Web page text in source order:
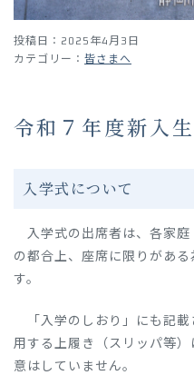
投稿日：2025年4月3日
皆さまへ
令和７年度新入
入学式について
入学式の出席者は、各家庭
の都合上、座席に限りがあ
す。
「入学のしおり」にも記載
用する上履き（スリッパ等
意はしていません。